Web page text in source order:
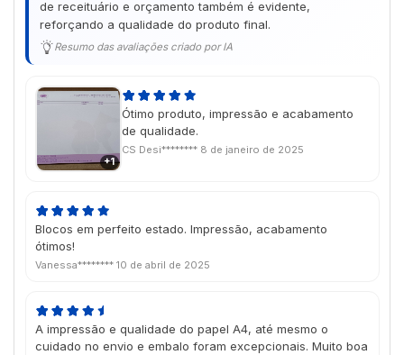
de receituário e orçamento também é evidente,
reforçando a qualidade do produto final.
Resumo das avaliações criado por IA
+1
Ótimo produto, impressão e acabamento
de qualidade.
CS Desi******** 8 de janeiro de 2025
Blocos em perfeito estado. Impressão, acabamento
ótimos!
Vanessa******** 10 de abril de 2025
A impressão e qualidade do papel A4, até mesmo o
cuidado no envio e embalo foram excepcionais. Muito boa